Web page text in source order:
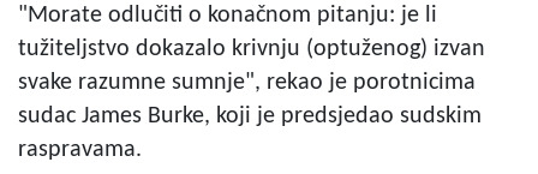
"Morate odlučiti o konačnom pitanju: je li
tužiteljstvo dokazalo krivnju (optuženog) izvan
svake razumne sumnje", rekao je porotnicima
sudac James Burke, koji je predsjedao sudskim
raspravama.